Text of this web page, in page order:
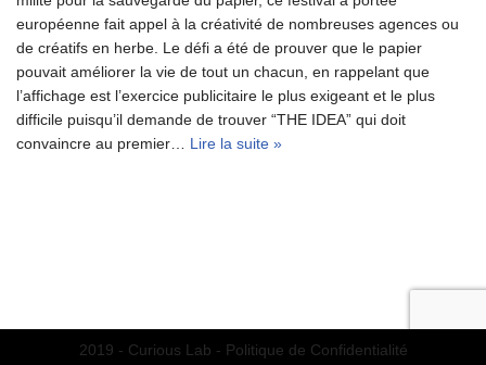
européenne fait appel à la créativité de nombreuses agences ou
de créatifs en herbe. Le défi a été de prouver que le papier
pouvait améliorer la vie de tout un chacun, en rappelant que
l’affichage est l’exercice publicitaire le plus exigeant et le plus
difficile puisqu’il demande de trouver “THE IDEA” qui doit
convaincre au premier… Lire la suite »
2019 - Curious Lab - Politique de Confidentialité